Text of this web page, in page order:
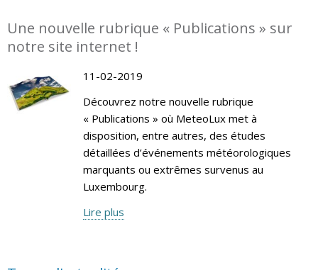
Une nouvelle rubrique « Publications » sur
notre site internet !
11-02-2019
Découvrez notre nouvelle rubrique
« Publications » où MeteoLux met à
disposition, entre autres, des études
détaillées d’événements météorologiques
marquants ou extrêmes survenus au
Luxembourg.
Lire plus